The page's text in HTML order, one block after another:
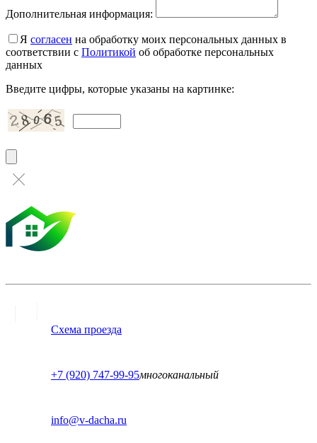
Дополнительная информация:
Я согласен на обработку моих персональных данных в
соответствии с Политикой об обработке персональных
данных
Введите цифры, которые указаны на картинке:
Схема проезда
+7 (920) 747-99-95многоканальный
info@v-dacha.ru